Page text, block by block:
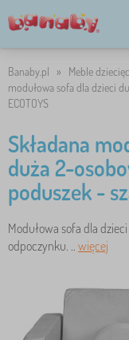
Banaby.pl » Meble
modułowa sofa dla dzieci
ECOTOYS
Składana
duża 2-
poduszek -
Modułowa sofa dla
odpoczynku. .. więcej